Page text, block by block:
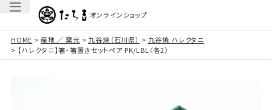
オンラインショップ
HOME 産地 ／ 窯元 九谷焼（石川県）
九谷焼 ハレクタニ
【ハレクタニ】箸・箸置きセットペア PK/LBL〈各2〉